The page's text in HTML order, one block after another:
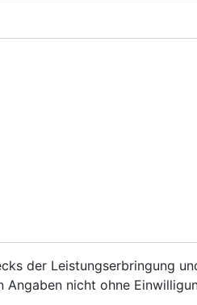
der Leistungserbringung
Angaben nicht ohne